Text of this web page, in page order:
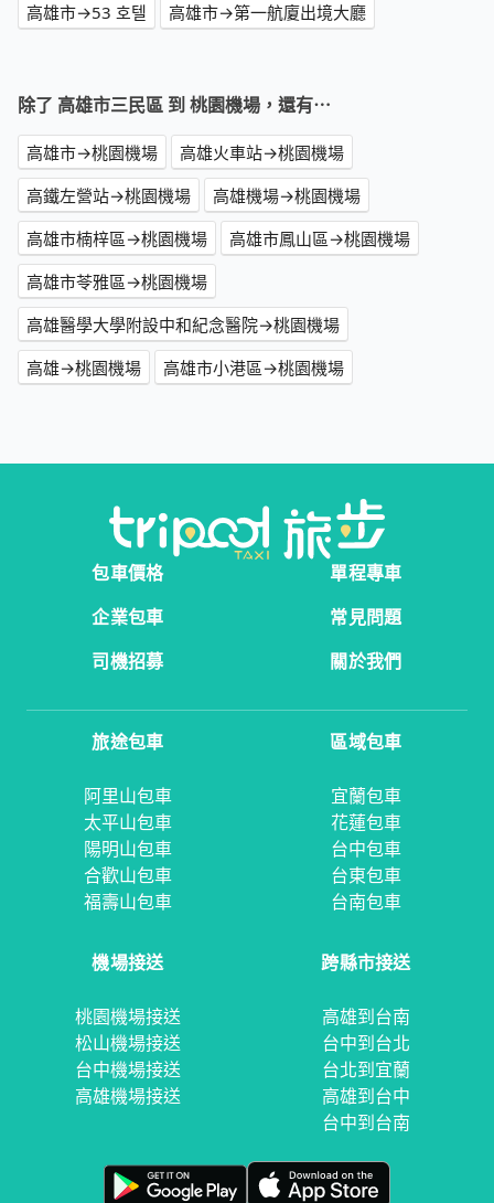
高雄市→53 호텔
高雄市→第一航廈出境大廳
除了 高雄市三民區 到 桃園機場，還有⋯
高雄市→桃園機場
高雄火車站→桃園機場
高鐵左營站→桃園機場
高雄機場→桃園機場
高雄市楠梓區→桃園機場
高雄市鳳山區→桃園機場
高雄市苓雅區→桃園機場
高雄醫學大學附設中和紀念醫院→桃園機場
高雄→桃園機場
高雄市小港區→桃園機場
包車價格
單程專車
企業包車
常見問題
司機招募
關於我們
旅途包車
阿里山包車
太平山包車
陽明山包車
合歡山包車
福壽山包車
區域包車
宜蘭包車
花蓮包車
台中包車
台東包車
台南包車
機場接送
桃園機場接送
松山機場接送
台中機場接送
高雄機場接送
跨縣市接送
高雄到台南
台中到台北
台北到宜蘭
高雄到台中
台中到台南